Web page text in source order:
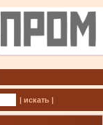
| искать |